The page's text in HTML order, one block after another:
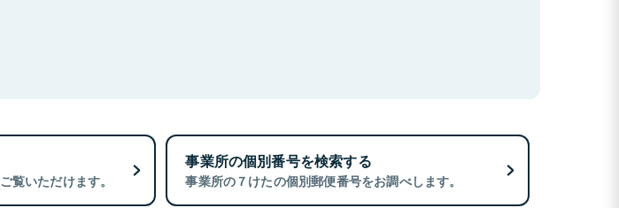
覧いただけます。
事業所の個別番号を検索する
事業所の７けたの個別郵便番号をお調べします。